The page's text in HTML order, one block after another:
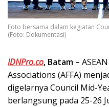
Foto bersama dalam kegiatan
(Foto: Dokumentasi)
IDNPro.co, Batam –
Associations (AFFA)
digelarnya Council Mid-
berlangsung pada 25-26